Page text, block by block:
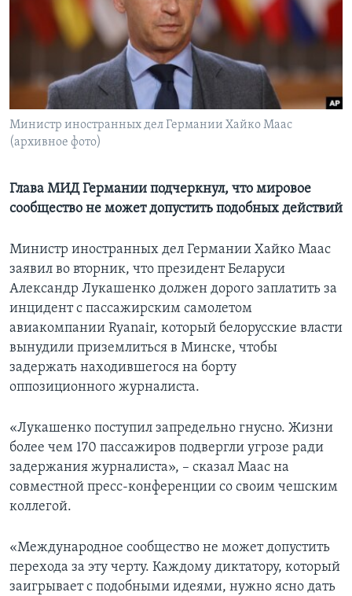
Learning English
СОЦИАЛЬНЫЕ СЕТИ
Языки
Министр иностранных дел Германии Хайко Маас
(архивное фото)
Глава МИД Германии подчеркнул, что мировое
сообщество не может допустить подобных действий
Министр иностранных дел Германии Хайко Маас
заявил во вторник, что президент Беларуси
Александр Лукашенко должен дорого заплатить за
инцидент с пассажирским самолетом
авиакомпании Ryanair, который белорусские власти
вынудили приземлиться в Минске, чтобы
задержать находившегося на борту
оппозиционного журналиста.
«Лукашенко поступил запредельно гнусно. Жизни
более чем 170 пассажиров подвергли угрозе ради
задержания журналиста», – сказал Маас на
совместной пресс-конференции со своим чешским
коллегой.
«Международное сообщество не может допустить
перехода за эту черту. Каждому диктатору, который
заигрывает с подобными идеями, нужно ясно дать